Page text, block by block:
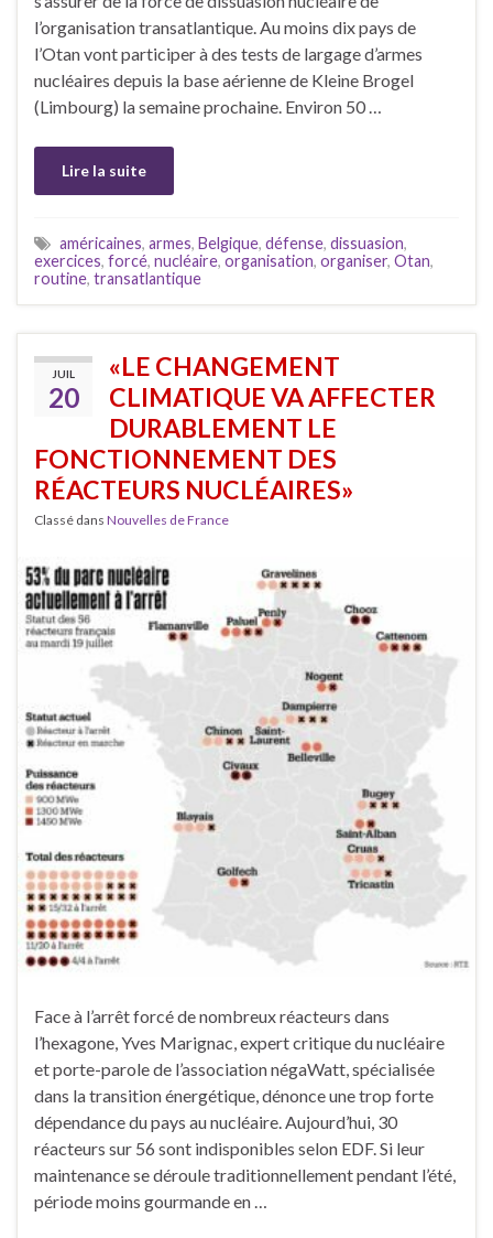
l’organisation transatlantique. Au moins dix pays de
l’Otan vont participer à des tests de largage d’armes
nucléaires depuis la base aérienne de Kleine Brogel
(Limbourg) la semaine prochaine. Environ 50 …
Lire la suite
américaines, armes, Belgique, défense, dissuasion,
exercices, forcé, nucléaire, organisation, organiser, Otan,
routine, transatlantique
JUIL
20
«LE CHANGEMENT
CLIMATIQUE VA AFFECTER
DURABLEMENT LE
FONCTIONNEMENT DES
RÉACTEURS NUCLÉAIRES»
Classé dans Nouvelles de France
Face à l’arrêt forcé de nombreux réacteurs dans
l’hexagone, Yves Marignac, expert critique du nucléaire
et porte-parole de l’association négaWatt, spécialisée
dans la transition énergétique, dénonce une trop forte
dépendance du pays au nucléaire. Aujourd’hui, 30
réacteurs sur 56 sont indisponibles selon EDF. Si leur
maintenance se déroule traditionnellement pendant l’été,
période moins gourmande en …